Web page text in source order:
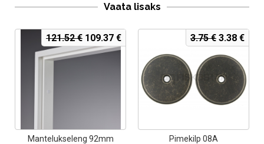
Vaata lisaks
Mantelukseleng 92mm
121.52€ Algne
hind
oli:
109.37 €Current
price
109.37 €.
Pimekilp 08A
3.75€ Algne
hind
oli:
3.75 €.
3.38 €